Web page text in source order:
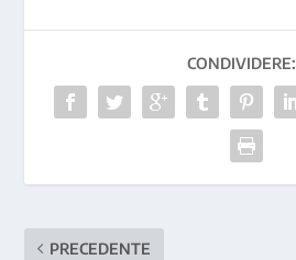
CONDIVIDERE:
PRECEDENTE